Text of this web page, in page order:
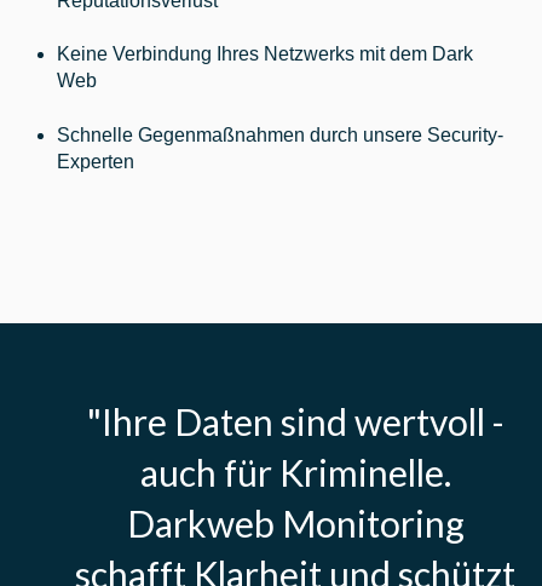
Keine Verbindung Ihres Netzwerks mit dem Dark
Web
Schnelle Gegenmaßnahmen durch unsere Security-
Experten
"Ihre Daten sind wertvoll -
auch für Kriminelle.
Darkweb Monitoring
schafft Klarheit und schützt